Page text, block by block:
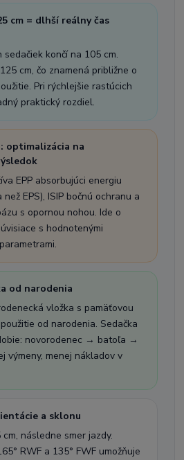
cm = dlhší reálny čas
sedačiek končí na 105 cm.
cm, čo znamená približne o
Pri rýchlejšie rastúcich
praktický rozdiel.
optimalizácia na
EPP absorbujúci energiu
EPS), ISIP bočnú ochranu a
s opornou nohou. Ide o
s hodnotenými
od narodenia
vložka s pamäťovou
od narodenia. Sedačka
novorodenec → batoľa →
výmeny, menej nákladov v
a sklonu
následne smer jazdy.
RWF a 135° FWF umožňuje